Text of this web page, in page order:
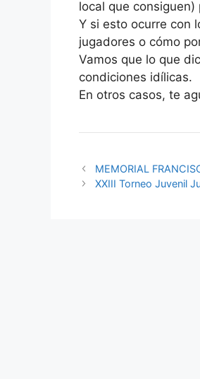
local que consiguen)
Y si esto ocurre con
jugadores o cómo
Vamos que lo que
condiciones idílicas.
En otros casos, te
MEMORIAL
XXIII Torneo Juvenil